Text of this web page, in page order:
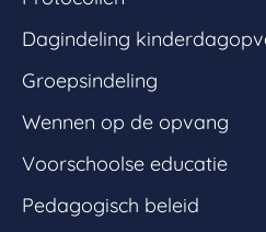
Dagindeling
Groepsindeling
Wennen op de opvang
Voorschoolse educatie
Pedagogisch beleid